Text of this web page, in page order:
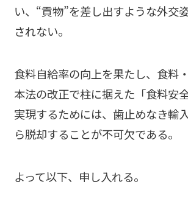
い、“貢物”を差し出すような外交
されない。
食料自給率の向上を果たし、食料
本法の改正で柱に据えた「食料安
実現するためには、歯止めなき輸
ら脱却することが不可欠である。
よって以下、申し入れる。